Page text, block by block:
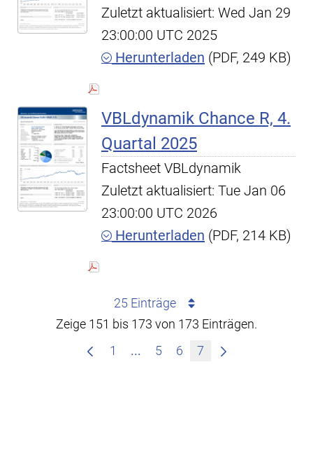
Zuletzt aktualisiert: Wed Jan 29
23:00:00 UTC 2025
Herunterladen (PDF, 249 KB)
VBLdynamik Chance R, 4.
Quartal 2025
Factsheet VBLdynamik
Zuletzt aktualisiert: Tue Jan 06
23:00:00 UTC 2026
Herunterladen (PDF, 214 KB)
25 Einträge
Zeige 151 bis 173 von 173 Einträgen.
1
... Zwischenseiten Navigieren
5 6 7